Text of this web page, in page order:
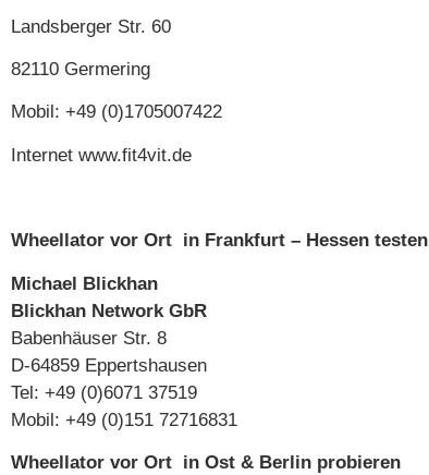
Landsberger Str. 60
82110 Germering
Mobil: +49 (0)1705007422
Internet www.fit4vit.de
Wheellator vor Ort in Frankfurt – Hessen testen
Michael Blickhan
Blickhan Network GbR
Babenhäuser Str. 8
D-64859 Eppertshausen
Tel: +49 (0)6071 37519
Mobil: +49 (0)151 72716831
Wheellator vor Ort in Ost & Berlin probieren